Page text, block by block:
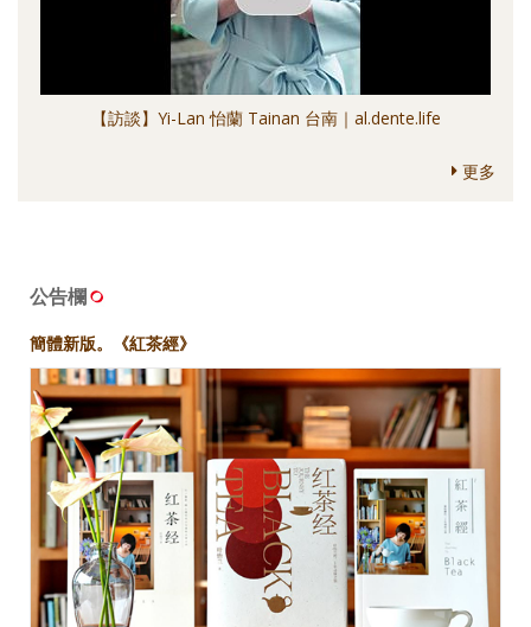
【訪談】Yi-Lan 怡蘭 Tainan 台南｜al.dente.life
更多
公告欄
簡體新版。《紅茶經》